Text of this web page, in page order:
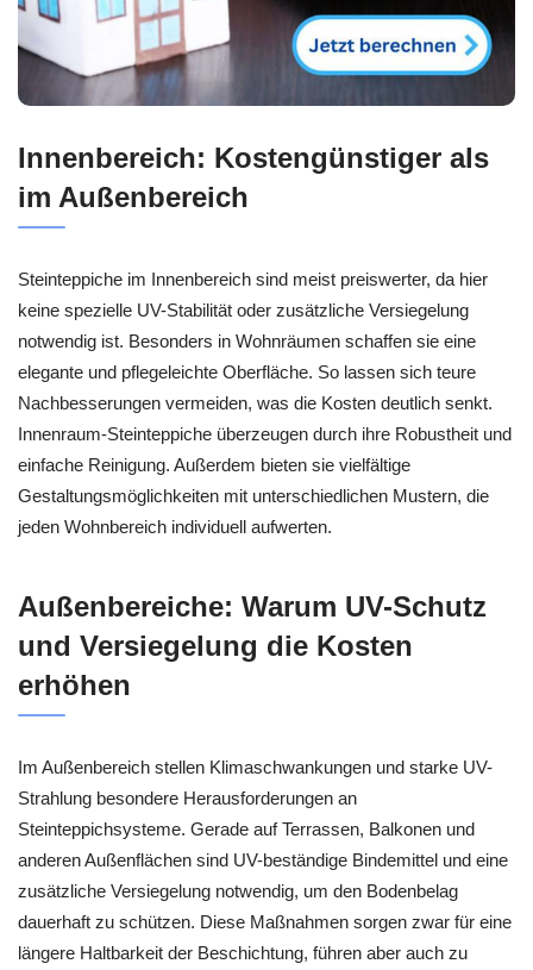
Innenbereich: Kostengünstiger als
im Außenbereich
Steinteppiche im Innenbereich sind meist preiswerter, da hier
keine spezielle UV-Stabilität oder zusätzliche Versiegelung
notwendig ist. Besonders in Wohnräumen schaffen sie eine
elegante und pflegeleichte Oberfläche. So lassen sich teure
Nachbesserungen vermeiden, was die Kosten deutlich senkt.
Innenraum-Steinteppiche überzeugen durch ihre Robustheit und
einfache Reinigung. Außerdem bieten sie vielfältige
Gestaltungsmöglichkeiten mit unterschiedlichen Mustern, die
jeden Wohnbereich individuell aufwerten.
Außenbereiche: Warum UV-Schutz
und Versiegelung die Kosten
erhöhen
Im Außenbereich stellen Klimaschwankungen und starke UV-
Strahlung besondere Herausforderungen an
Steinteppichsysteme. Gerade auf Terrassen, Balkonen und
anderen Außenflächen sind UV-beständige Bindemittel und eine
zusätzliche Versiegelung notwendig, um den Bodenbelag
dauerhaft zu schützen. Diese Maßnahmen sorgen zwar für eine
längere Haltbarkeit der Beschichtung, führen aber auch zu